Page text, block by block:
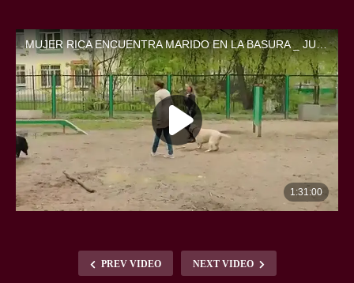
PREV VIDEO NEXT VIDEO